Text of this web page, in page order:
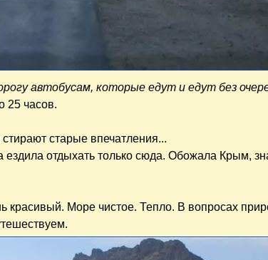
автобусам, которые едут и едут без
25 часов.
старые впечатления...
отдыхать только сюда. Обожала Крым,
Море чистое. Тепло. В вопросах